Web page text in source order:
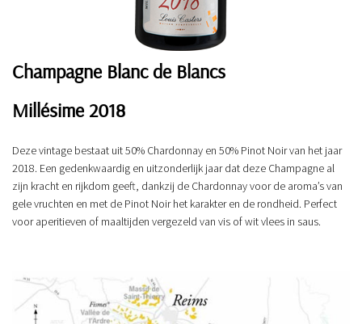
Champagne Blanc de Blancs
Millésime 2018
Deze vintage bestaat uit 50% Chardonnay en 50% Pinot Noir van het jaar
2018. Een gedenkwaardig en uitzonderlijk jaar dat deze Champagne al
zijn kracht en rijkdom geeft, dankzij de Chardonnay voor de aroma’s van
gele vruchten en met de Pinot Noir het karakter en de rondheid. Perfect
voor aperitieven of maaltijden vergezeld van vis of wit vlees in saus.